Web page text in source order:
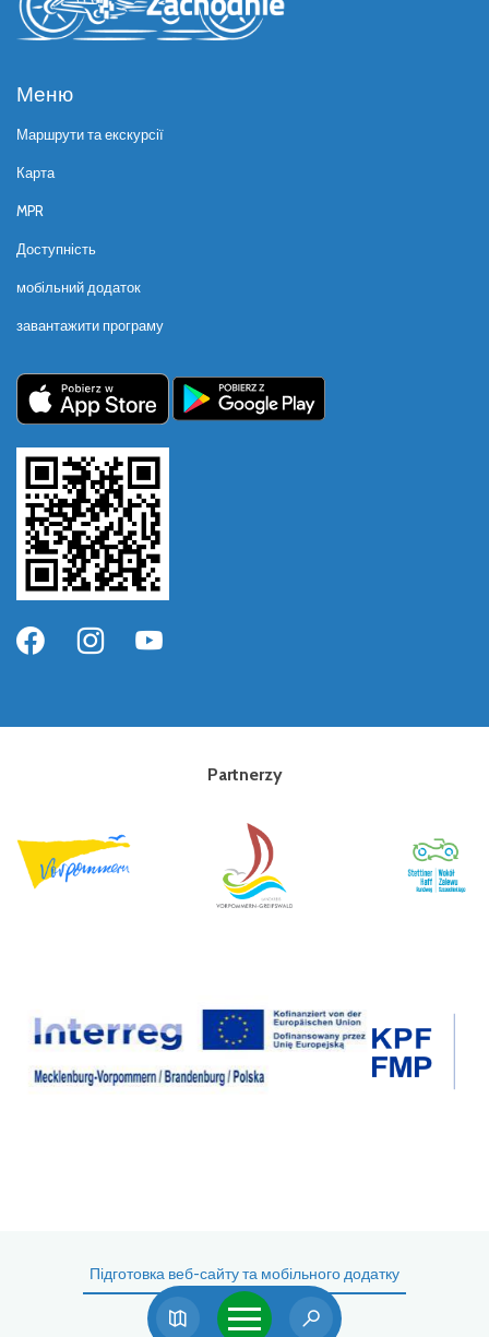
Меню
Маршрути та екскурсії
Карта
MPR
Доступність
мобільний додаток
завантажити програму
Partnerzy
Підготовка веб-сайту та мобільного додатку